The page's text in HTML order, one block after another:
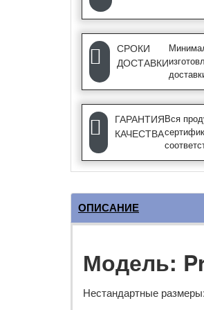
СРОКИ
ДОСТАВКИ
ГАРАНТИЯ
КАЧЕСТВА
Вся
ОПИСАНИЕ
Модель:
Нестандартные размеры: